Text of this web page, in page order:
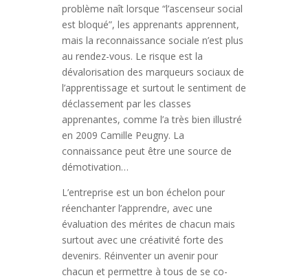
problème naît lorsque “l’ascenseur social
est bloqué”, les apprenants apprennent,
mais la reconnaissance sociale n’est plus
au rendez-vous. Le risque est la
dévalorisation des marqueurs sociaux de
l’apprentissage et surtout le sentiment de
déclassement par les classes
apprenantes, comme l’a très bien illustré
en 2009 Camille Peugny. La
connaissance peut être une source de
démotivation…
L’entreprise est un bon échelon pour
réenchanter l’apprendre, avec une
évaluation des mérites de chacun mais
surtout avec une créativité forte des
devenirs. Réinventer un avenir pour
chacun et permettre à tous de se co-